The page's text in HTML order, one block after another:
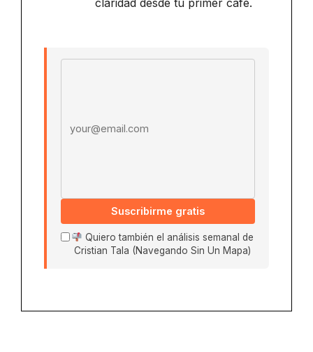
Suscribirme gratis
Quiero también el análisis semanal de
Cristian Tala (Navegando Sin Un Mapa)